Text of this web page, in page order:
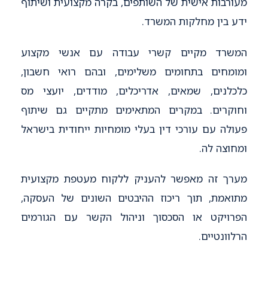
ידע בין מחלקות המשרד.
המשרד מקיים קשרי עבודה עם אנשי מקצוע
ומומחים בתחומים משלימים, ובהם רואי חשבון,
כלכלנים, שמאים, אדריכלים, מודדים, יועצי מס
וחוקרים. במקרים המתאימים מתקיים גם שיתוף
פעולה עם עורכי דין בעלי מומחיות ייחודית בישראל
ומחוצה לה.
מערך זה מאפשר להעניק ללקוח מעטפת מקצועית
מתואמת, תוך ריכוז ההיבטים השונים של העסקה,
הפרויקט או הסכסוך וניהול הקשר עם הגורמים
הרלוונטיים.